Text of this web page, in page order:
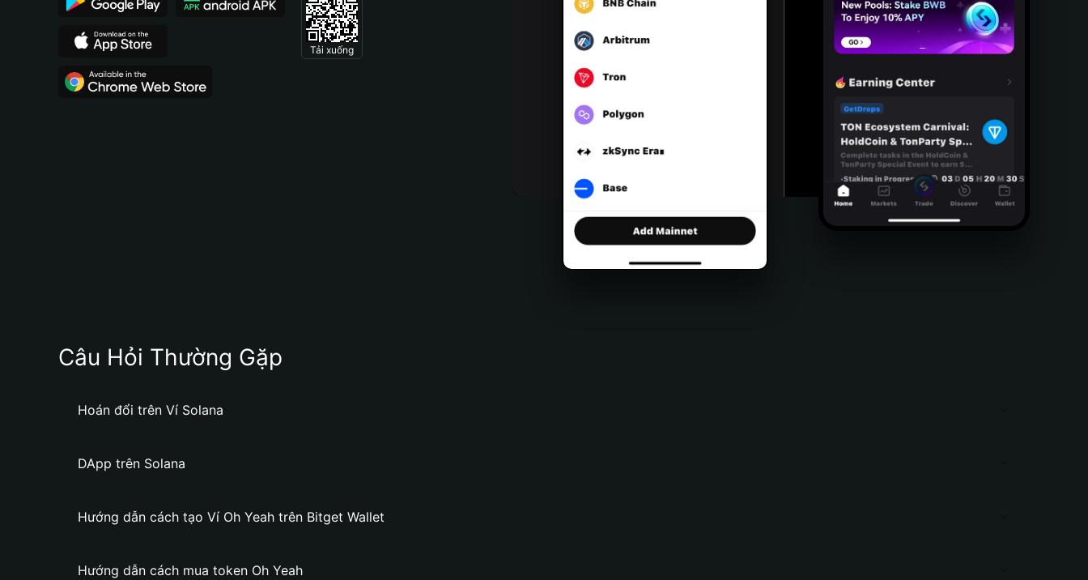
Tải xuống
Câu Hỏi Thường Gặp
Hoán đổi trên Ví Solana
DApp trên Solana
Hướng dẫn cách tạo Ví Oh Yeah trên Bitget Wallet
Hướng dẫn cách mua token Oh Yeah